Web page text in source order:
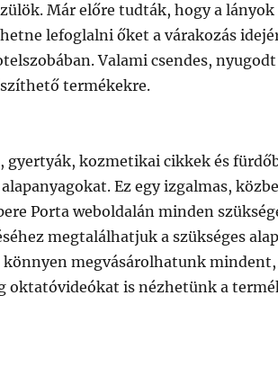
Már előre tudták, hogy a
lefoglalni őket a várakozás
Valami csendes,
termékekre.
gyertyák, kozmetikai cikkek és
Ez egy izgalmas,
Porta weboldalán minden
megtalálhatjuk a szükséges
megvásárolhatunk
oktatóvideókat is nézhetünk a